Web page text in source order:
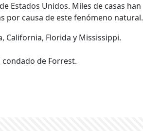
Estados Unidos. Miles de casas han
por causa de este fenómeno natural.
California, Florida y Mississippi.
de Forrest.